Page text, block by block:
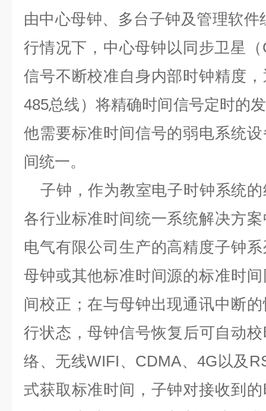
由中心母钟、多台子钟及管理软件
行情况下，中心母钟以同步卫星（
信号不断校准自身内部时钟精度
485总线）将精确时间信号定时的
他需要标准时间信号的弱电系统
间统一。
子钟，作为教室电子时钟系统
各行业标准时间统一系统解决方
电气有限公司生产的高精度子钟
母钟或其他标准时间源的标准时
间校正；在与母钟出现通讯中断
行状态，母钟信号恢复后可自动
络、无线WIFI 、 CDMA、4G以及
式获取标准时间，子钟对接收到